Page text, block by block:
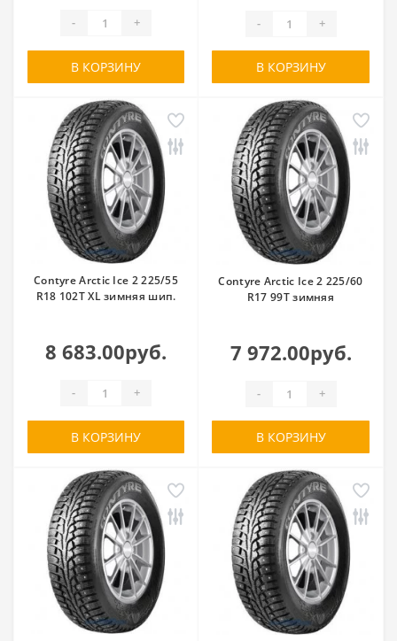
- +
В КОРЗИНУ
- +
В КОРЗИНУ
Contyre Arctic Ice 2 225/55
R18 102T XL зимняя шип.
8 683.00руб.
- +
В КОРЗИНУ
Contyre Arctic Ice 2 225/60
R17 99T зимняя
7 972.00руб.
- +
В КОРЗИНУ